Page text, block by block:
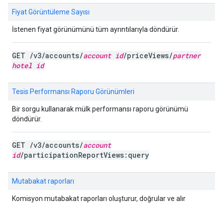
Fiyat Görüntüleme Sayısı
İstenen fiyat görünümünü tüm ayrıntılarıyla döndürür.
GET /v3/accounts/account id/priceViews/partner
hotel id
Tesis Performansı Raporu Görünümleri
Bir sorgu kullanarak mülk performansı raporu görünümü
döndürür.
GET /v3/accounts/account
id/participationReportViews:query
Mutabakat raporları
Komisyon mutabakat raporları oluşturur, doğrular ve alır